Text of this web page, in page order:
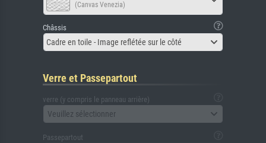
(Canvas Venezia)
Châssis
Cadre en toile - Image reflétée sur le côté
Verre et Passepartout
verre (y compris le panneau arrière)
Veuillez sélectionner
Passepartout